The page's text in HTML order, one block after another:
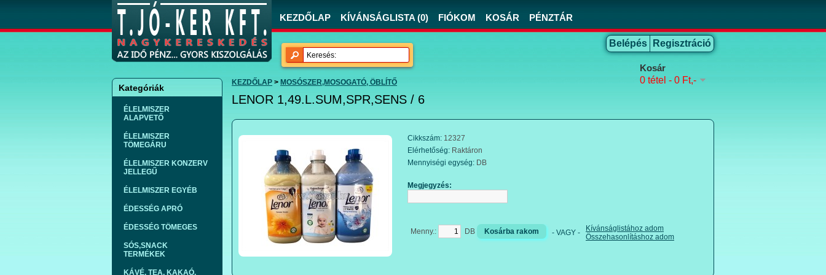
Kosár
0 tétel - 0 Ft,-
Belépés Regisztráció
KEZDŐLAP KÍVÁNSÁGLISTA (0) FIÓKOM KOSÁR PÉNZTÁR
Kategóriák
ÉLELMISZER
ALAPVETŐ
ÉLELMISZER
TÖMEGÁRU
ÉLELMISZER KONZERV
JELLEGŰ
ÉLELMISZER EGYÉB
ÉDESSÉG APRÓ
ÉDESSÉG TÖMEGES
SÓS,SNACK
TERMÉKEK
KÁVÉ, TEA, KAKAÓ,
KEZDŐLAP > MOSÓSZER,MOSOGATÓ, ÖBLÍTŐ
LENOR 1,49.L.SUM,SPR,SENS / 6
Cikkszám: 12327
Elérhetőség: Raktáron
Mennyiségi egység: DB
Megjegyzés:
Menny.: DB - VAGY -
Kívánságlistához adom
Összehasonlításhoz adom